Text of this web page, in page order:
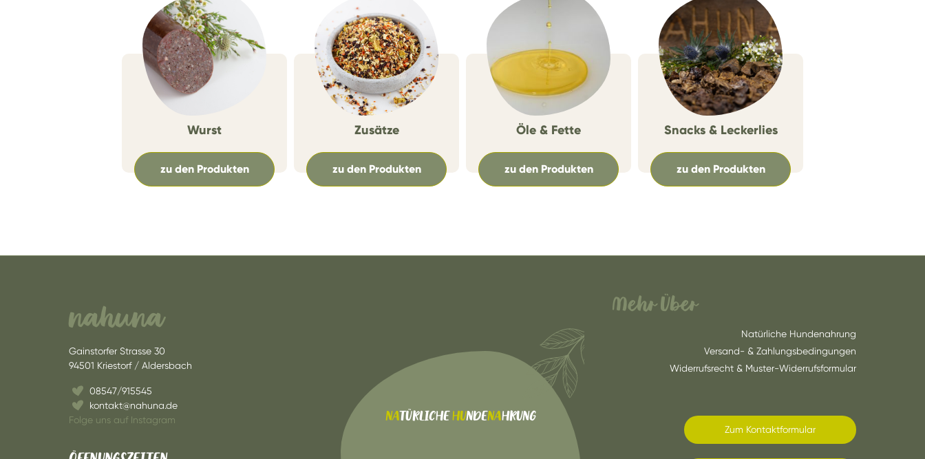
Wurst
zu den Produkten
Zusätze
zu den Produkten
Öle & Fette
zu den Produkten
Snacks & Leckerlies
zu den Produkten
nahuna
Gainstorfer Strasse 30
94501 Kriestorf / Aldersbach
08547/915545
kontakt@nahuna.de
Folge uns auf Instagram
NATÜRLICHEHUNDENAHRUNG
Mehr Über
Natürliche Hundenahrung
Versand- & Zahlungsbedingungen
Widerrufsrecht & Muster-Widerrufsformular
Zum Kontaktformular